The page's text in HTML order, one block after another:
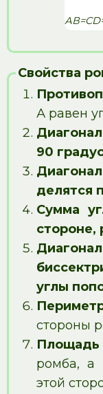
Свойства
А равен
90
делятся
Сумма
стороне,
углы
стороны
Площадь
ромба, а
этой